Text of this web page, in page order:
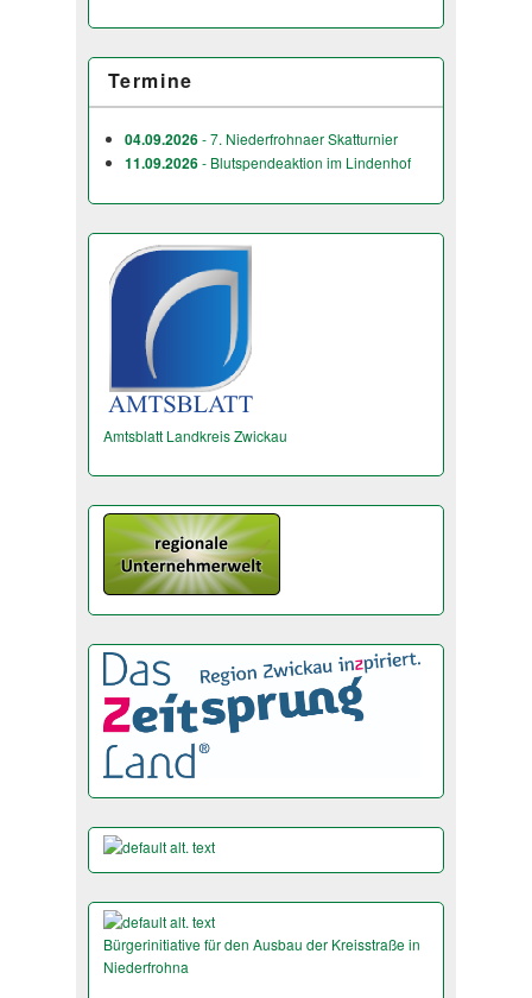
Termine
04.09.2026- 7. Niederfrohnaer Skatturnier
11.09.2026- Blutspendeaktion im Lindenhof
Amtsblatt Landkreis Zwickau
Bürgerinitiative für den Ausbau der Kreisstraße in
Niederfrohna